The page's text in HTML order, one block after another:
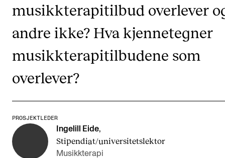
Nettverk
IN.TUNE
AKTUELT
Arrangementer og konserter
Ledige stillinger
INFO
musikkterapitilbud overlever
andre ikke? Hva kjennetegner
musikkterapitilbudene som
overlever?
PROSJEKTLEDER
Ingelill Eide,
Stipendiat/universitetslektor
Musikkterapi